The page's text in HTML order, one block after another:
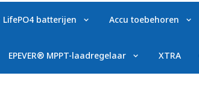
batterijen Accu toebehoren
EPEVER® MPPT-laadregelaar XTRA